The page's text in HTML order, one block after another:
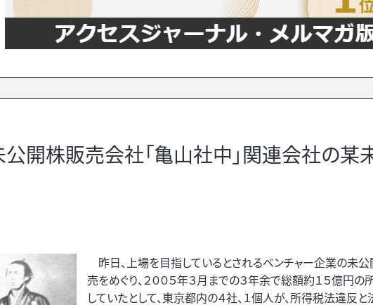
開株販売会社「亀山社中」関連会社の某
昨日、上場を目指しているとされるベンチャー企業の未
売をめぐり、２００５年３月までの３年余で総額約１５億円の
していたとして、東京都内の４社、１個人が、所得税法違反